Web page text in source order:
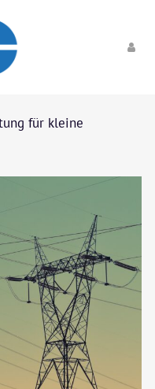
für kleine